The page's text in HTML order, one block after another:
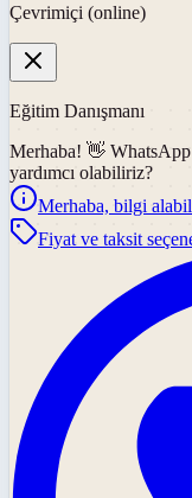
Çevrimiçi (online)
Eğitim Danışmanı
Merhaba! 👋
yardımcı olabiliriz?
Merhaba, bilgi
Fiyat ve taksit